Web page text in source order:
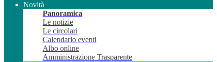
Novità
Panoramica
Le notizie
Le circolari
Calendario eventi
Albo online
Amministrazione Trasparente